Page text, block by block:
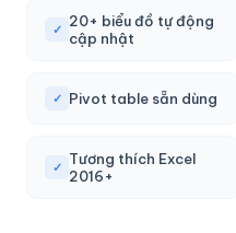
✓ 20+ biểu đồ tự động
cập nhật
✓ Pivot table sẵn dùng
✓ Tương thích Excel
2016+